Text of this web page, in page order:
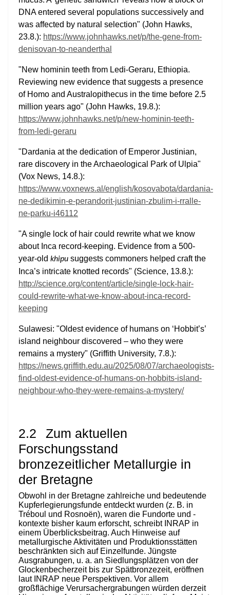
DNA entered several populations successively and
was affected by natural selection" (John Hawks,
23.8.): https://www.johnhawks.net/p/the-gene-from-
denisovan-to-neanderthal
"New hominin teeth from Ledi-Geraru, Ethiopia.
Reviewing new evidence that suggests a presence
of Homo and Australopithecus in the time before 2.5
million years ago" (John Hawks, 19.8.):
https://www.johnhawks.net/p/new-hominin-teeth-
from-ledi-geraru
"Dardania at the dedication of Emperor Justinian,
rare discovery in the Archaeological Park of Ulpia"
(Vox News, 14.8.):
https://www.voxnews.al/english/kosovabota/dardania-
ne-dedikimin-e-perandorit-justinian-zbulim-i-rralle-
ne-parku-i46112
"A single lock of hair could rewrite what we know
about Inca record-keeping. Evidence from a 500-
year-old khipu suggests commoners helped craft the
Inca’s intricate knotted records" (Science, 13.8.):
http://science.org/content/article/single-lock-hair-
could-rewrite-what-we-know-about-inca-record-
keeping
Sulawesi: "Oldest evidence of humans on ‘Hobbit’s’
island neighbour discovered – who they were
remains a mystery" (Griffith University, 7.8.):
https://news.griffith.edu.au/2025/08/07/archaeologists-
find-oldest-evidence-of-humans-on-hobbits-island-
neighbour-who-they-were-remains-a-mystery/
2.2
Zum aktuellen
Forschungsstand
bronzezeitlicher Metallurgie in
der Bretagne
Obwohl in der Bretagne zahlreiche und bedeutende
Kupferlegierungsfunde entdeckt wurden (z. B. in
Tréboul und Rosnoën), waren die Fundorte und -
kontexte bisher kaum erforscht, schreibt INRAP in
einem Überblicksbeitrag. Auch Hinweise auf
metallurgische Aktivitäten und Produktionsstätten
beschränkten sich auf Einzelfunde. Jüngste
Ausgrabungen, u. a. an Siedlungsplätzen von der
Glockenbecherzeit bis zur Spätbronzezeit, eröffnen
laut INRAP neue Perspektiven. Vor allem
großflächige Verursachergrabungen würden derzeit